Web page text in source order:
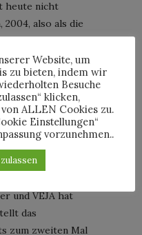
heute nicht
also als die
VEJA gründeten,
ungewöhnliche
locos‘, ‚die
Sébastien
Morillion von
weil sie
die Menschen
und VEJA hat
das
zum zweiten Mal
Website, um
zu bieten, indem wir
Besuche
klicken,
ALLEN Cookies zu.
Einstellungen“
vorzunehmen..